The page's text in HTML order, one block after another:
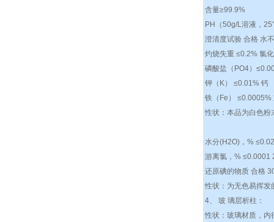
含量≥99.9%
PH（50g/L溶液，
澄清度试验 合格 水
灼烧失重 ≤0.2% 氯
磷酸盐（PO4）
钾（K） ≤0.01% 钙
铁（Fe）
性状：本品为白色
水分(H2O)，%
游离氯，% ≤0.0001
还原碘的物质 合格
性状：为无色易挥发
4、 玻 璃层析柱：
性状：玻璃材质，